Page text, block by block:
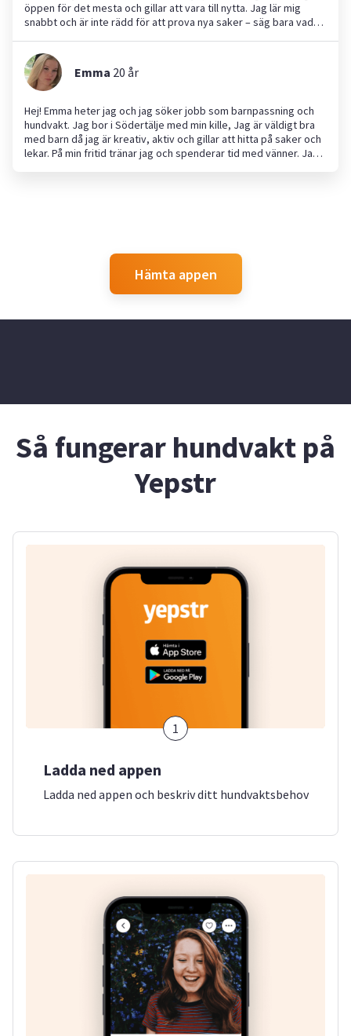
öppen för det mesta och gillar att vara till nytta. Jag lär mig
snabbt och är inte rädd för att prova nya saker – säg bara vad
och kan även försöka på engelska om det behövs. Man ska välja
mig för att jag är snäll, rolig och pålitlig. Jag tycker om att hjälpa
andra, lyssnar gärna och gör alltid mitt bästa för att de ska
känna sig trygga.
Emma 20 år
Hej! Emma heter jag och jag söker jobb som barnpassning och
hundvakt. Jag bor i Södertälje med min kille, Jag är väldigt bra
med barn då jag är kreativ, aktiv och gillar att hitta på saker och
lekar. På min fritid tränar jag och spenderar tid med vänner. Jag
Hämta appen
Så fungerar hundvakt på
Yepstr
1
Ladda ned appen
Ladda ned appen och beskriv ditt hundvaktsbehov